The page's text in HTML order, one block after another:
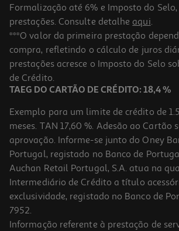
Toalhitas Vet's+best Para Limpeza De Ouvidos
8.49 €/un
8,49 €
Formalização até 6% e Imposto do
prestações. Consulte detalhe aqui.
***O valor da primeira prestação
compra, refletindo o cálculo de juros
prestações acresce o Imposto do Selo
de Crédito.
TAEG DO CARTÃO DE CRÉDITO: 18,4 %
Exemplo para um limite de crédito de
meses. TAN 17,60 %. Adesão ao Cartão
aprovação. Informe-se junto do Oney
Portugal, registado no Banco de
Auchan Retail Portugal, S.A. atua na
Intermediário de Crédito a título
exclusividade, registado no Banco de
7952.
Informação referente à prestação de